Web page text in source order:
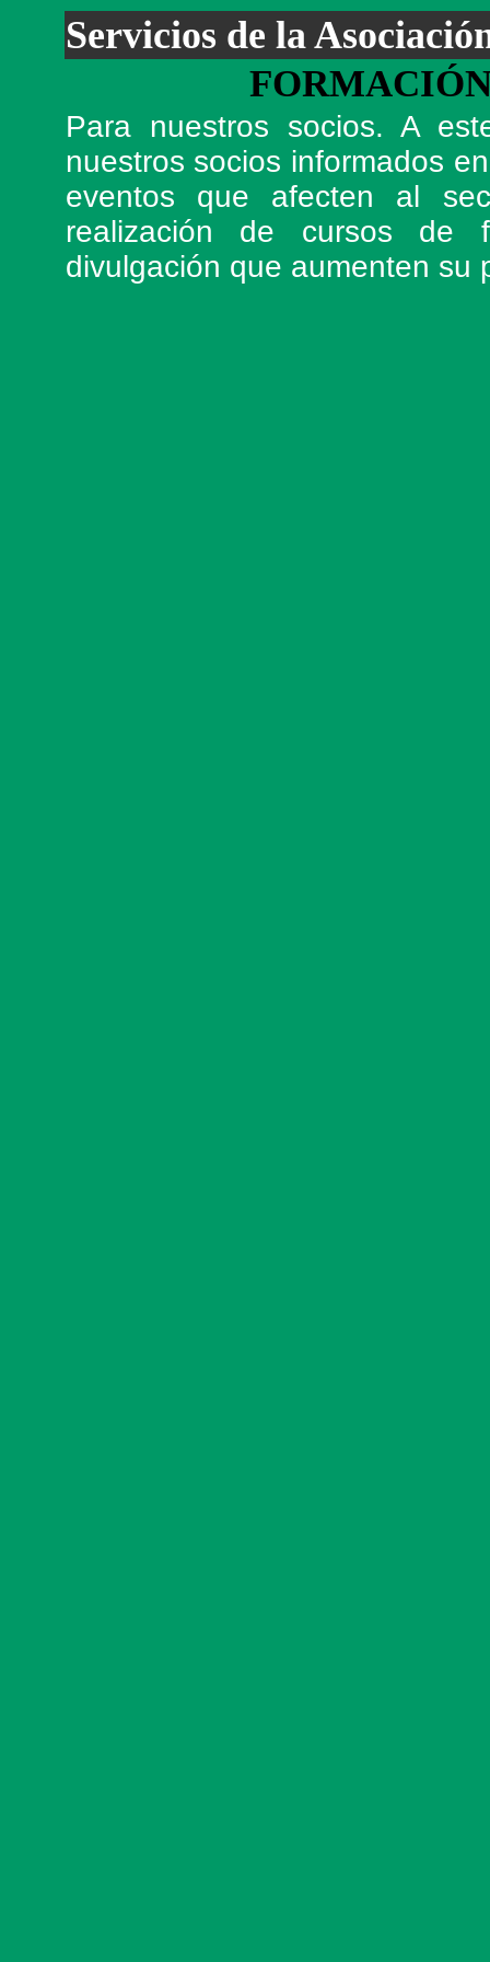
Servicios de la
Para nuestros socios. A
nuestros socios informados
eventos que afecten al
realización de cursos de
divulgación que aumenten su